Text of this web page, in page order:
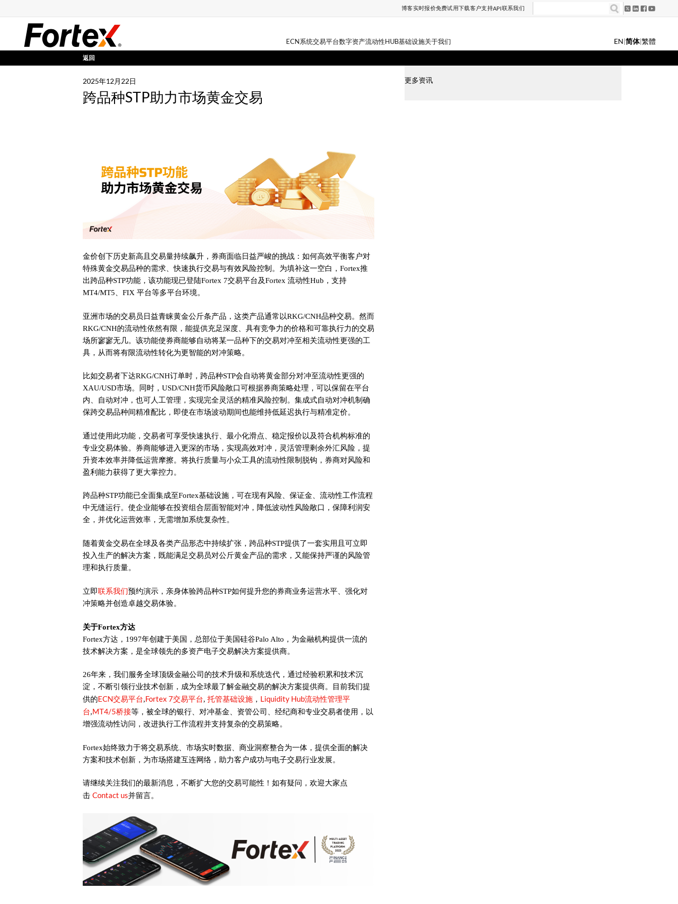
博客实时报价免费试用下载客户支持API联系我们
ECN系统交易平台数字资产流动性HUB基础设施关于我们 EN|简体|繁體
返回
2025年12月22日
跨品种STP助力市场黄金交易
金价创下历史新高且交易量持续飙升，券商面临日益严峻的挑战：如何高效平衡客户对
特殊黄金交易品种的需求、快速执行交易与有效风险控制。为填补这一空白，Fortex推
出跨品种STP功能，该功能现已登陆Fortex 7交易平台及Fortex 流动性Hub，支持
MT4/MT5、FIX 平台等多平台环境。
亚洲市场的交易员日益青睐黄金公斤条产品，这类产品通常以RKG/CNH品种交易。然而
RKG/CNH的流动性依然有限，能提供充足深度、具有竞争力的价格和可靠执行力的交易
场所寥寥无几。该功能使券商能够自动将某一品种下的交易对冲至相关流动性更强的工
具，从而将有限流动性转化为更智能的对冲策略。
比如交易者下达RKG/CNH订单时，跨品种STP会自动将黄金部分对冲至流动性更强的
XAU/USD市场。同时，USD/CNH货币风险敞口可根据券商策略处理，可以保留在平台
内、自动对冲，也可人工管理，实现完全灵活的精准风险控制。集成式自动对冲机制确
保跨交易品种间精准配比，即使在市场波动期间也能维持低延迟执行与精准定价。
通过使用此功能，交易者可享受快速执行、最小化滑点、稳定报价以及符合机构标准的
专业交易体验。券商能够进入更深的市场，实现高效对冲，灵活管理剩余外汇风险，提
升资本效率并降低运营摩擦。将执行质量与小众工具的流动性限制脱钩，券商对风险和
盈利能力获得了更大掌控力。
跨品种STP功能已全面集成至Fortex基础设施，可在现有风险、保证金、流动性工作流程
中无缝运行。使企业能够在投资组合层面智能对冲，降低波动性风险敞口，保障利润安
全，并优化运营效率，无需增加系统复杂性。
随着黄金交易在全球及各类产品形态中持续扩张，跨品种STP提供了一套实用且可立即
投入生产的解决方案，既能满足交易员对公斤黄金产品的需求，又能保持严谨的风险管
理和执行质量。
立即联系我们预约演示，亲身体验跨品种STP如何提升您的券商业务运营水平、强化对
冲策略并创造卓越交易体验。
关于Fortex方达
Fortex方达，1997年创建于美国，总部位于美国硅谷Palo Alto，为金融机构提供一流的
技术解决方案，是全球领先的多资产电子交易解决方案提供商。
26年来，我们服务全球顶级金融公司的技术升级和系统迭代，通过经验积累和技术沉
淀，不断引领行业技术创新，成为全球最了解金融交易的解决方案提供商。目前我们提
供的ECN交易平台,Fortex 7交易平台, 托管基础设施 ， Liquidity Hub流动性管理平
台,MT4/5桥接等，被全球的银行、对冲基金、资管公司、经纪商和专业交易者使用，以
增强流动性访问，改进执行工作流程并支持复杂的交易策略。
Fortex始终致力于将交易系统、市场实时数据、商业洞察整合为一体，提供全面的解决
方案和技术创新，为市场搭建互连网络，助力客户成功与电子交易行业发展。
请继续关注我们的最新消息，不断扩大您的交易可能性！如有疑问，欢迎大家点
击 Contact us并留言。
更多资讯